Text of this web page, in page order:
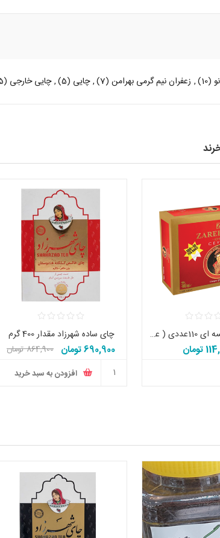
(10)
, زعفران نیم گرمی بهرامن (7)
, چایی (5)
, چایی خارجی (5)
چای سیلان کیسه ای 110عددی ( عطری و ساده ) زرین اصل چای ساده شهرزاد مقدار 400 گرم
690,900 تومان
864,900 تومان
افزودن به سبد خرید